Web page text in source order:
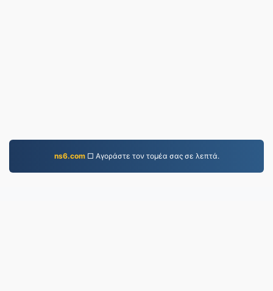
ns6.com□ Αγοράστε τον τομέα σας σε λεπτά.